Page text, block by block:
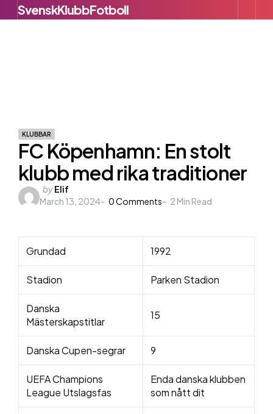
Menu
SvenskKlubbFotboll
KLUBBAR
FC Köpenhamn: En stolt
klubb med rika traditioner
Posted
by
byElif
March 13, 2024
0Comments 2 Min Read
Grundad 1992
Stadion Parken Stadion
Danska
Mästerskapstitlar
15
Danska Cupen-segrar 9
UEFA Champions
League Utslagsfas
Enda danska klubben
som nått dit